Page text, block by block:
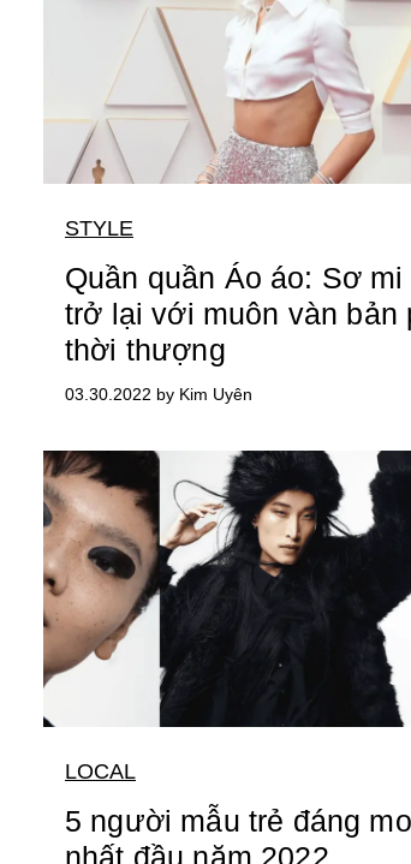
STYLE
Quần quần Áo áo: Sơ mi
trở lại với muôn vàn bản
thời thượng
03.30.2022 by Kim Uyên
LOCAL
5 người mẫu trẻ đáng
nhất đầu năm 2022